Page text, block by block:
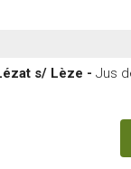
s/ Lèze - Jus